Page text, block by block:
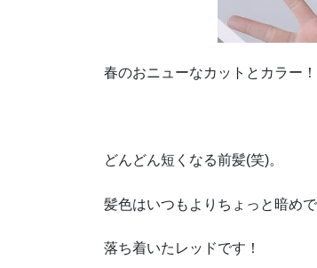
春のおニューなカットとカラー！
どんどん短くなる前髪(笑)。
髪色はいつもよりちょっと暗めで
落ち着いたレッドです！